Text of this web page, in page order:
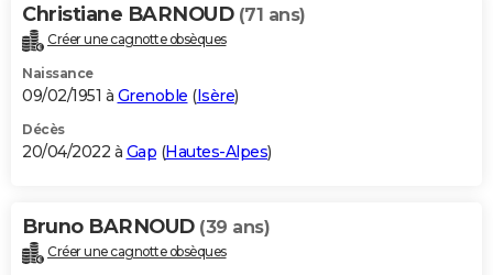
Christiane BARNOUD (71 ans)
Créer une cagnotte obsèques
Naissance
09/02/1951 à Grenoble (Isère)
Décès
20/04/2022 à Gap (Hautes-Alpes)
Bruno BARNOUD (39 ans)
Créer une cagnotte obsèques